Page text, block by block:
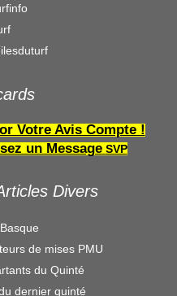
Votre Avis Compte !
un Message SVP
Divers
de mises PMU
du Quinté
dernier quinté